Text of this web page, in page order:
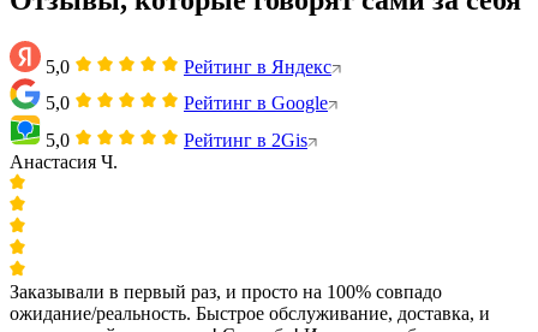
5,0
Рейтинг в Яндекс
5,0
Рейтинг в Google
5,0
Рейтинг в 2Gis
Анастасия Ч.
Заказывали в первый раз, и просто на 100% совпадо
ожидание/реальность. Быстрое обслуживание, доставка, и